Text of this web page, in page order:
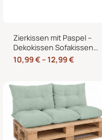
Zierkissen mit Paspel –
Dekokissen Sofakissen
mit Füllung, weicher
Bezug, formstabil,
10,99€–12,99€